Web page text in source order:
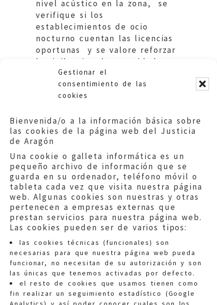
Gestionar el
consentimiento de las
cookies
Bienvenida/o a la información básica sobre
las cookies de la página web del Justicia
de Aragón
Una cookie o galleta informática es un
pequeño archivo de información que se
guarda en su ordenador, teléfono móvil o
tableta cada vez que visita nuestra página
web. Algunas cookies son nuestras y otras
pertenecen a empresas externas que
prestan servicios para nuestra página web.
Las cookies pueden ser de varios tipos:
las cookies técnicas (funcionales) son
necesarias para que nuestra página web pueda
funcionar, no necesitan de su autorización y son
las únicas que tenemos activadas por defecto.
el resto de cookies que usamos tienen como
fin realizar un seguimiento estadístico (Google
nivel acústico en la zona, se
verifique si los
establecimientos de ocio
nocturno cuentan las licencias
oportunas y se valore reforzar
la vigilancia y la seguridad con
la instalación de cámaras.
Quejas:quejas@eljusticiadearagon.es
Información general: